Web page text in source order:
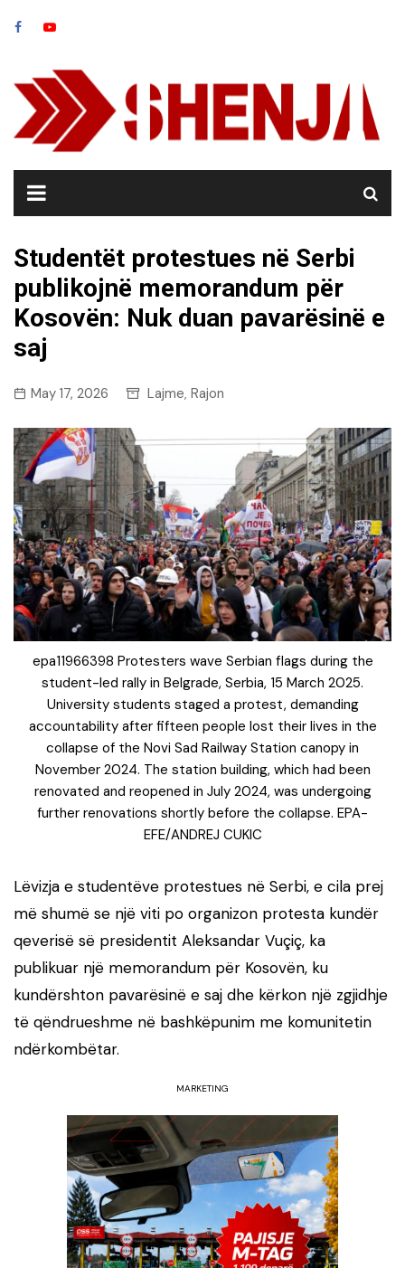
Studentët protestues në Serbi
publikojnë memorandum për
Kosovën: Nuk duan pavarësinë e
saj
May 17, 2026 Lajme, Rajon
epa11966398 Protesters wave Serbian flags during the
student-led rally in Belgrade, Serbia, 15 March 2025.
University students staged a protest, demanding
accountability after fifteen people lost their lives in the
collapse of the Novi Sad Railway Station canopy in
November 2024. The station building, which had been
renovated and reopened in July 2024, was undergoing
further renovations shortly before the collapse. EPA-
EFE/ANDREJ CUKIC
Lëvizja e studentëve protestues në Serbi, e cila prej
më shumë se një viti po organizon protesta kundër
qeverisë së presidentit Aleksandar Vuçiç, ka
publikuar një memorandum për Kosovën, ku
kundërshton pavarësinë e saj dhe kërkon një zgjidhje
të qëndrueshme në bashkëpunim me komunitetin
ndërkombëtar.
MARKETING